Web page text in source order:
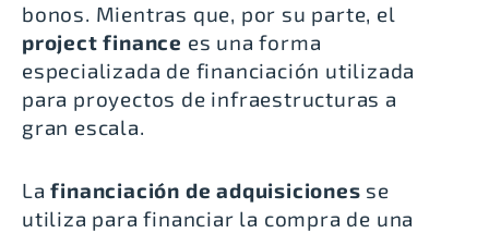
bonos. Mientras que, por su parte, el
project finance es una forma
especializada de financiación utilizada
para proyectos de infraestructuras a
gran escala.
La financiación de adquisiciones se
utiliza para financiar la compra de una